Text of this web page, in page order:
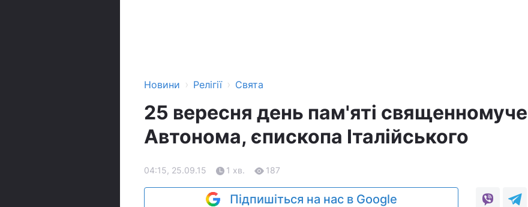
Новини › Релігії › Свята
25 вересня день пам'яті
Автонома, єпископа Італійського
04:15, 25.09.15 1 хв. 187
Підпишіться на нас в Google